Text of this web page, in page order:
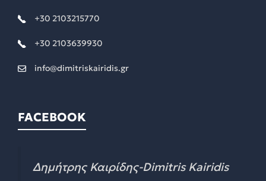
+30 2103215770
+30 2103639930
info@dimitriskairidis.gr
FACEBOOK
Δημήτρης Καιρίδης-Dimitris Kairidis